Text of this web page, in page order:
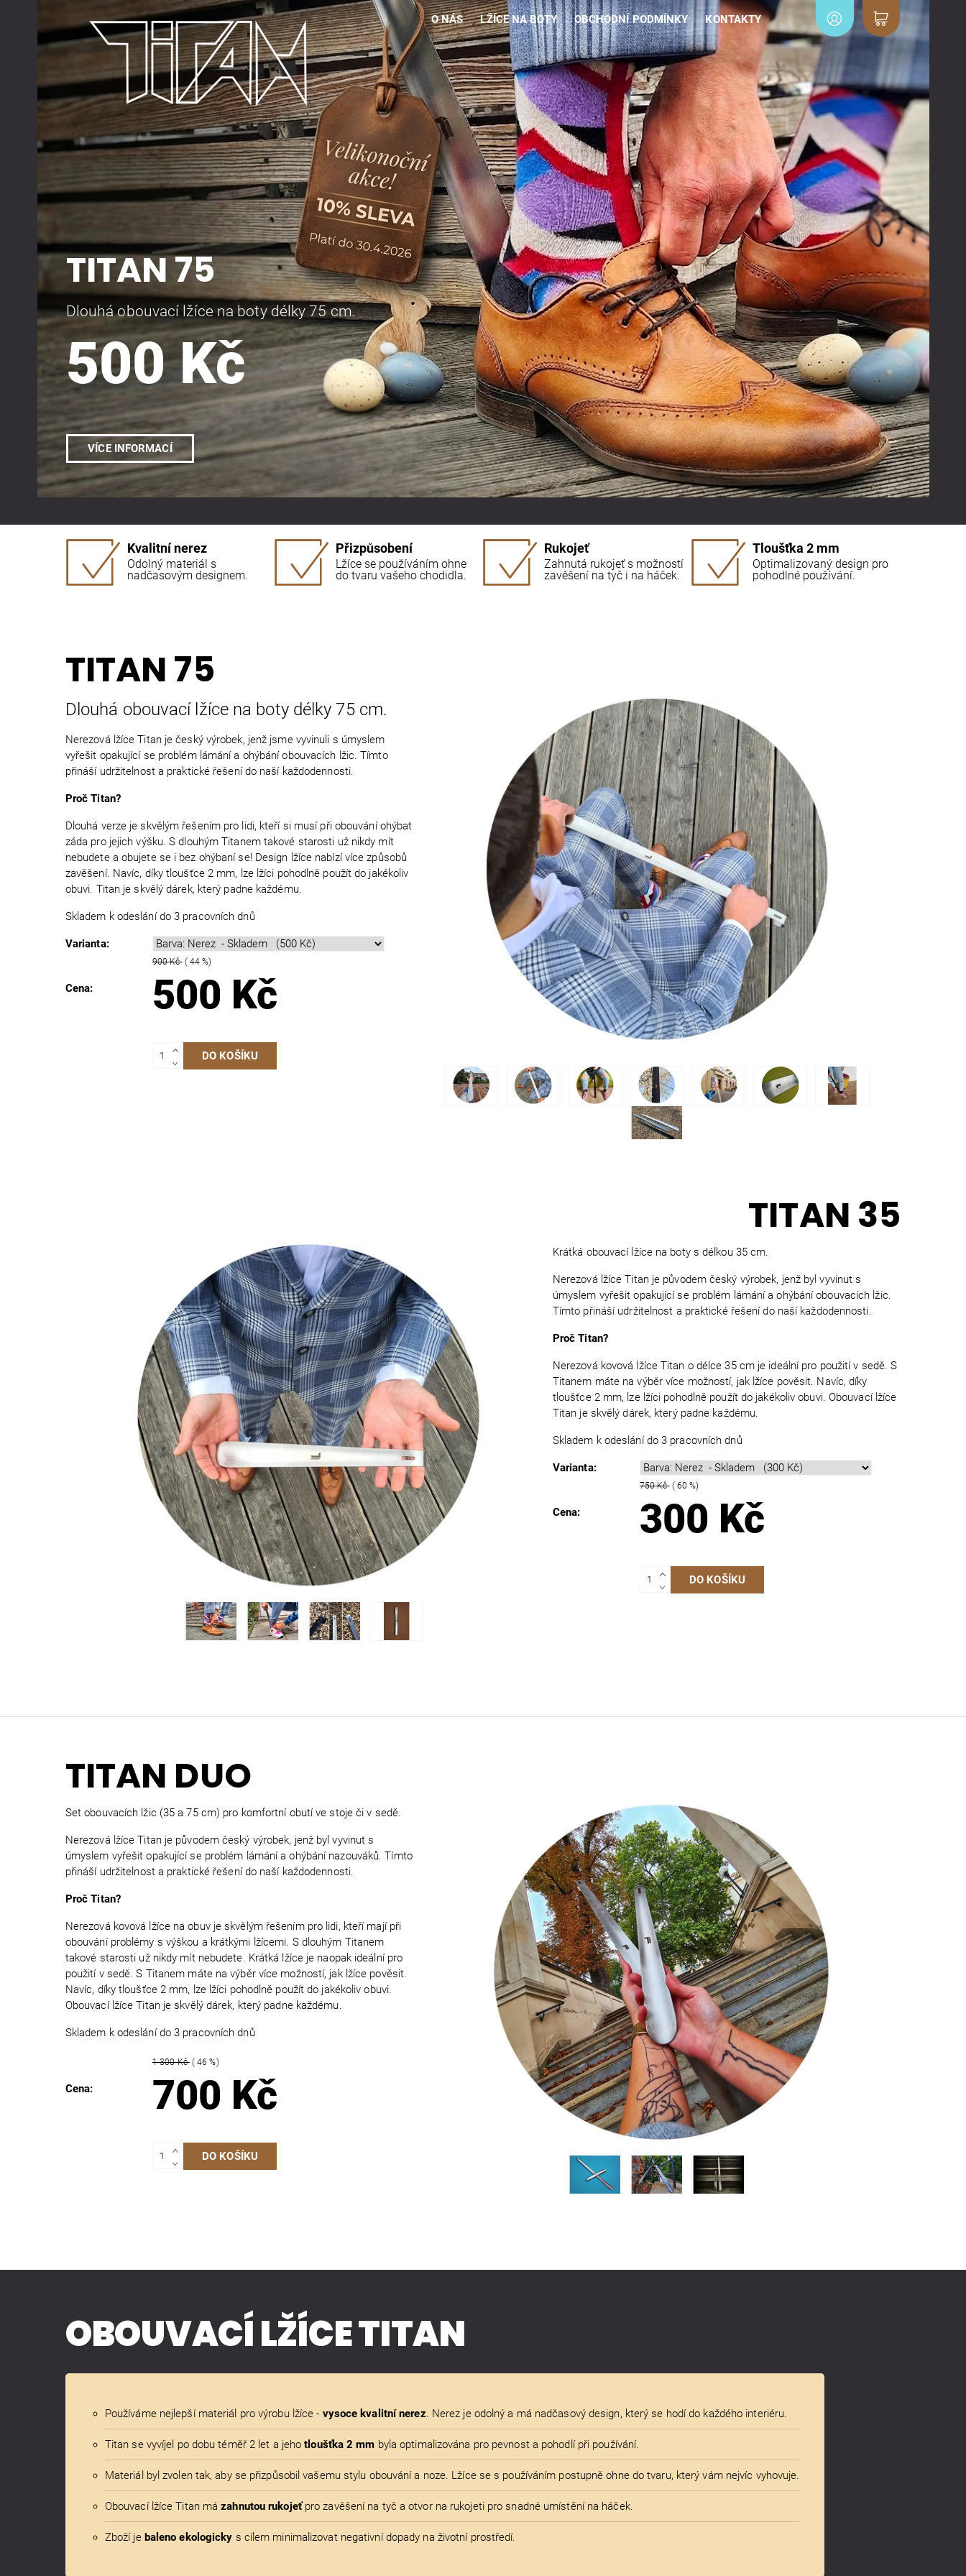
O NÁS LŽÍCE NA BOTY OBCHODNÍ PODMÍNKY KONTAKTY
TITAN 75
Dlouhá obouvací lžíce na boty délky 75 cm.
500 Kč
VÍCE INFORMACÍ
Kvalitní nerez
Odolný materiál s
nadčasovým designem.
Přizpůsobení
Lžíce se používáním ohne
do tvaru vašeho chodidla.
Rukojeť
Zahnutá rukojeť s možností
zavěšení na tyč i na háček.
Tloušťka 2 mm
Optimalizovaný design pro
pohodlné používání.
TITAN 75
Dlouhá obouvací lžíce na boty délky 75 cm.
Nerezová lžíce Titan je český výrobek, jenž jsme vyvinuli s úmyslem
vyřešit opakující se problém lámání a ohýbání obouvacích lžic. Tímto
přináší udržitelnost a praktické řešení do naší každodennosti.
Proč Titan?
Dlouhá verze je skvělým řešením pro lidi, kteří si musí při obouvání ohýbat
záda pro jejich výšku. S dlouhým Titanem takové starosti už nikdy mít
nebudete a obujete se i bez ohýbaní se! Design lžíce nabízí více způsobů
zavěšení. Navíc, díky tloušťce 2 mm, lze lžíci pohodlně použít do jakékoliv
obuvi. Titan je skvělý dárek, který padne každému.
Skladem k odeslání do 3 pracovních dnů
Varianta:
Cena:
900 Kč ( 44 %)
500 Kč
TITAN 35
Krátká obouvací lžíce na boty s délkou 35 cm.
Nerezová lžíce Titan je původem český výrobek, jenž byl vyvinut s
úmyslem vyřešit opakující se problém lámání a ohýbání obouvacích lžic.
Tímto přináší udržitelnost a praktické řešení do naší každodennosti.
Proč Titan?
Nerezová kovová lžíce Titan o délce 35 cm je ideální pro použití v sedě. S
Titanem máte na výběr více možností, jak lžíce pověsit. Navíc, díky
tloušťce 2 mm, lze lžíci pohodlně použít do jakékoliv obuvi. Obouvací lžíce
Titan je skvělý dárek, který padne každému.
Skladem k odeslání do 3 pracovních dnů
Varianta:
Cena:
750 Kč ( 60 %)
300 Kč
TITAN DUO
Set obouvacích lžic (35 a 75 cm) pro komfortní obutí ve stoje či v sedě.
Nerezová lžíce Titan je původem český výrobek, jenž byl vyvinut s
úmyslem vyřešit opakující se problém lámání a ohýbání nazouváků. Tímto
přináší udržitelnost a praktické řešení do naší každodennosti.
Proč Titan?
Nerezová kovová lžíce na obuv je skvělým řešením pro lidi, kteří mají při
obouvání problémy s výškou a krátkými lžícemi. S dlouhým Titanem
takové starosti už nikdy mít nebudete. Krátká lžíce je naopak ideální pro
použití v sedě. S Titanem máte na výběr více možností, jak lžíce pověsit.
Navíc, díky tloušťce 2 mm, lze lžíci pohodlně použít do jakékoliv obuvi.
Obouvací lžíce Titan je skvělý dárek, který padne každému.
Skladem k odeslání do 3 pracovních dnů
Cena:
1 300 Kč ( 46 %)
700 Kč
OBOUVACÍ LŽÍCE TITAN
Používáme nejlepší materiál pro výrobu lžíce - vysoce kvalitní nerez. Nerez je odolný a má nadčasový design, který se hodí do každého interiéru.
Titan se vyvíjel po dobu téměř 2 let a jehotloušťka 2 mm byla optimalizována pro pevnost a pohodlí při používání.
Materiál byl zvolen tak, aby se přizpůsobil vašemu stylu obouvání a noze. Lžíce se s používáním postupně ohne do tvaru, který vám nejvíc vyhovuje.
Obouvací lžíce Titan mázahnutou rukojeťpro zavěšení na tyč a otvor na rukojeti pro snadné umístění na háček.
Zboží je baleno ekologicky s cílem minimalizovat negativní dopady na životní prostředí.